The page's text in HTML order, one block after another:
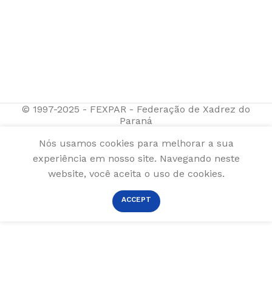
© 1997-2025 - FEXPAR - Federação de Xadrez do
Paraná
Nós usamos cookies para melhorar a sua
experiência em nosso site. Navegando neste
website, você aceita o uso de cookies.
ACCEPT